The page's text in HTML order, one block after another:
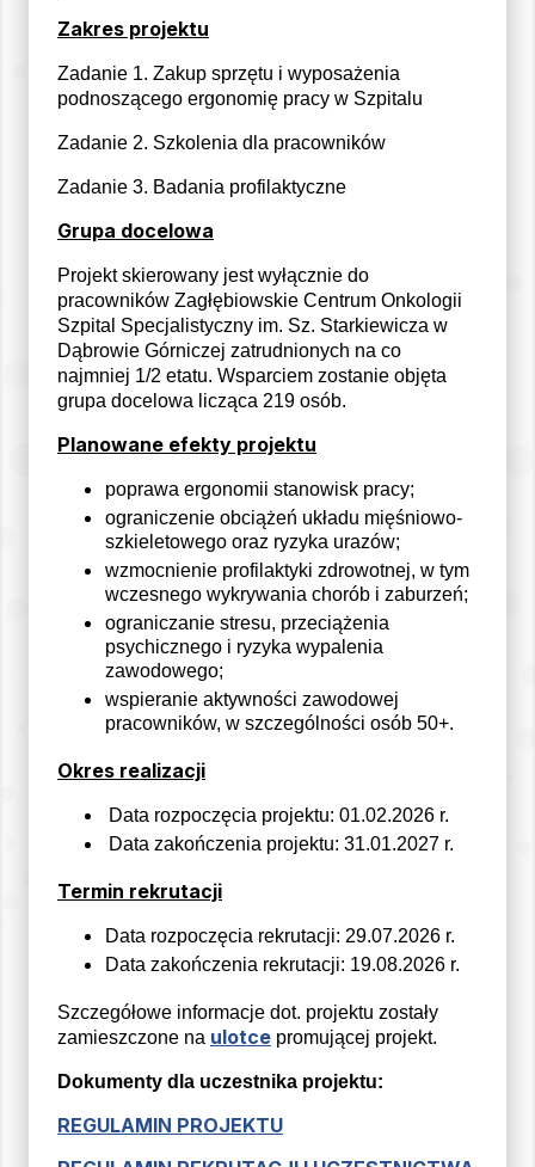
Zakres projektu
Zadanie 1. Zakup sprzętu i wyposażenia
podnoszącego ergonomię pracy w Szpitalu
Zadanie 2. Szkolenia dla pracowników
Zadanie 3. Badania profilaktyczne
Grupa docelowa
Projekt skierowany jest wyłącznie do
pracowników Zagłębiowskie Centrum Onkologii
Szpital Specjalistyczny im. Sz. Starkiewicza w
Dąbrowie Górniczej zatrudnionych na co
najmniej 1/2 etatu. Wsparciem zostanie objęta
grupa docelowa licząca 219 osób.
Planowane efekty projektu
poprawa ergonomii stanowisk pracy;
ograniczenie obciążeń układu mięśniowo-
szkieletowego oraz ryzyka urazów;
wzmocnienie profilaktyki zdrowotnej, w tym
wczesnego wykrywania chorób i zaburzeń;
ograniczanie stresu, przeciążenia
psychicznego i ryzyka wypalenia
zawodowego;
wspieranie aktywności zawodowej
pracowników, w szczególności osób 50+.
Okres realizacji
Data rozpoczęcia projektu: 01.02.2026 r.
Data zakończenia projektu: 31.01.2027 r.
Termin rekrutacji
Data rozpoczęcia rekrutacji: 29.07.2026 r.
Data zakończenia rekrutacji: 19.08.2026 r.
Szczegółowe informacje dot. projektu zostały
zamieszczone na ulotce promującej projekt.
Dokumenty dla uczestnika projektu:
REGULAMIN PROJEKTU